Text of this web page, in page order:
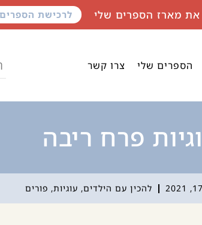
את מארז הספרים שלי לרכישת הספרים
הספרים שלי צרו קשר
פרח ריבה
להכין עם הילדים, עוגיות, פורים